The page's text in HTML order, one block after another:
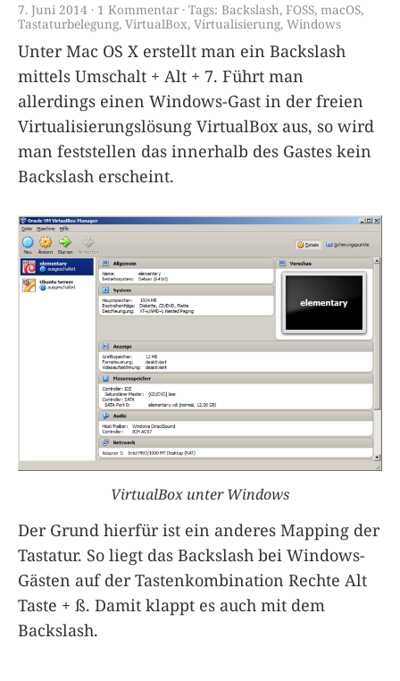
7. Juni 2014 1 Kommentar Tags: Backslash, FOSS, macOS,
Tastaturbelegung, VirtualBox, Virtualisierung, Windows
Unter Mac OS X erstellt man ein Backslash
mittels Umschalt + Alt + 7. Führt man
allerdings einen Windows-Gast in der freien
Virtualisierungslösung VirtualBox aus, so wird
man feststellen das innerhalb des Gastes kein
Backslash erscheint.
VirtualBox unter Windows
Der Grund hierfür ist ein anderes Mapping der
Tastatur. So liegt das Backslash bei Windows-
Gästen auf der Tastenkombination Rechte Alt
Taste + ß. Damit klappt es auch mit dem
Backslash.